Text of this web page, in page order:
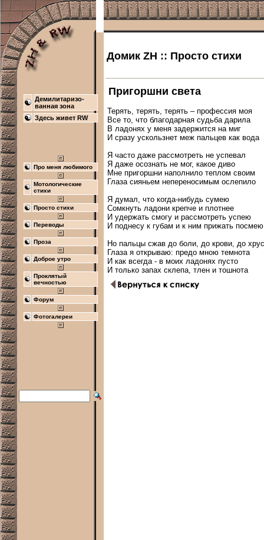
Домик ZH :: Просто стихи
Демилитаризо-
ванная зона
Здесь живет RW
Про меня любимого
Мотологические
стихи
Просто стихи
Переводы
Проза
Доброе утро
Проклятый
вечностью
Форум
Фотогалереи
Пригоршни света
Терять, терять, терять – профессия моя
Все то, что благодарная судьба дарила
В ладонях у меня задержится на миг
И сразу ускользнет меж пальцев как вода
Я часто даже рассмотреть не успевал
Я даже осознать не мог, какое диво
Мне пригоршни наполнило теплом своим
Глаза сияньем непереносимым ослепило
Я думал, что когда-нибудь сумею
Сомкнуть ладони крепче и плотнее
И удержать смогу и рассмотреть успею
И поднесу к губам и к ним прижать
Но пальцы сжав до боли, до крови, до
Глаза я открываю: предо мною темнота
И как всегда - в моих ладонях пусто